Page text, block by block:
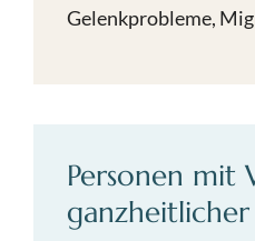
Gelenkprobleme,
Personen mit